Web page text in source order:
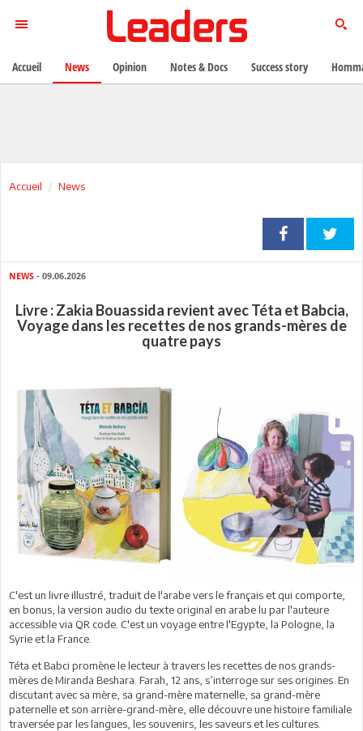
Accueil News
NEWS - 09.06.2026
Livre : Zakia Bouassida revient avec Téta et Babcia,
Voyage dans les recettes de nos grands-mères de
quatre pays
C'est un livre illustré, traduit de l'arabe vers le français et qui comporte,
en bonus, la version audio du texte original en arabe lu par l'auteure
accessible via QR code. C'est un voyage entre l'Egypte, la Pologne, la
Syrie et la France.
Téta et Babci promène le lecteur à travers les recettes de nos grands-
mères de Miranda Beshara. Farah, 12 ans, s’interroge sur ses origines. En
discutant avec sa mère, sa grand-mère maternelle, sa grand-mère
paternelle et son arrière-grand-mère, elle découvre une histoire familiale
traversée par les langues, les souvenirs, les saveurs et les cultures.
Accueil News Opinion Notes & Docs Success story